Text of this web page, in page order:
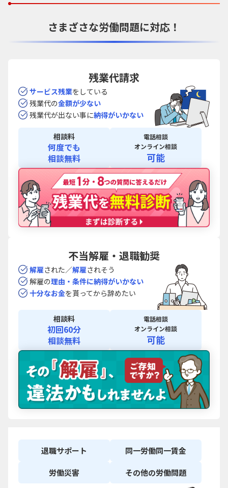
さまざさな労働問題に対応！
残業代請求
サービス残業を している
残業代の金額が少ない
残業代が出ない事に納得がいかない
相談料
何度でも
相談無料
電話相談
オンライン相談
可能
不当解雇・退職勧奨
解雇された／解雇されそう
解雇の理由・条件に納得がいかない
十分なお金を貰ってから辞めたい
相談料
初回60分
相談無料
電話相談
オンライン相談
可能
退職サポート 同一労働同一賃金
労働災害 その他の労働問題